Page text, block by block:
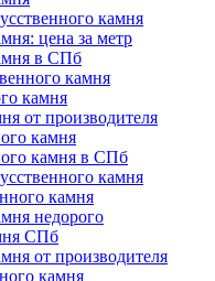
камня
цена за метр
в СПб
камня
камня
от производителя
камня
камня в СПб
камня
камня
недорого
СПб
от производителя
камня